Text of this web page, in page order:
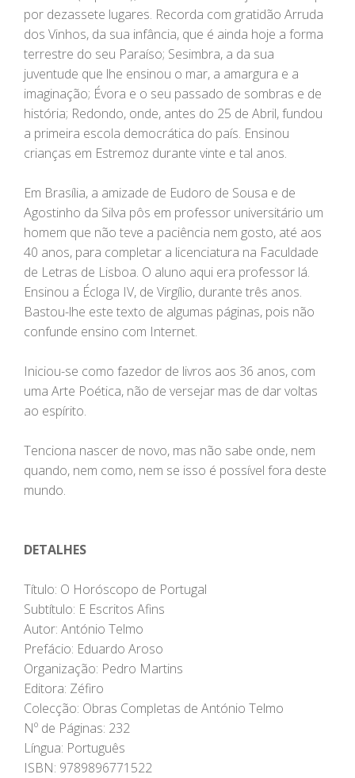
por dezassete lugares. Recorda com gratidão Arruda
dos Vinhos, da sua infância, que é ainda hoje a forma
terrestre do seu Paraíso; Sesimbra, a da sua
juventude que lhe ensinou o mar, a amargura e a
imaginação; Évora e o seu passado de sombras e de
história; Redondo, onde, antes do 25 de Abril, fundou
a primeira escola democrática do país. Ensinou
crianças em Estremoz durante vinte e tal anos.
Em Brasília, a amizade de Eudoro de Sousa e de
Agostinho da Silva pôs em professor universitário um
homem que não teve a paciência nem gosto, até aos
40 anos, para completar a licenciatura na Faculdade
de Letras de Lisboa. O aluno aqui era professor lá.
Ensinou a Écloga IV, de Virgílio, durante três anos.
Bastou-lhe este texto de algumas páginas, pois não
confunde ensino com Internet.
Iniciou-se como fazedor de livros aos 36 anos, com
uma Arte Poética, não de versejar mas de dar voltas
ao espírito.
Tenciona nascer de novo, mas não sabe onde, nem
quando, nem como, nem se isso é possível fora deste
mundo.
DETALHES
Título: O Horóscopo de Portugal
Subtítulo: E Escritos Afins
Autor: António Telmo
Prefácio: Eduardo Aroso
Organização: Pedro Martins
Editora: Zéfiro
Colecção: Obras Completas de António Telmo
Nº de Páginas: 232
Língua: Português
ISBN: 9789896771522